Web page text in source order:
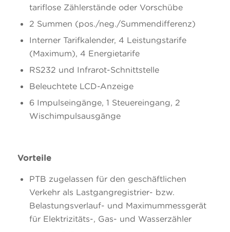
tariflose Zählerstände oder Vorschübe
2 Summen (pos./neg./Summendifferenz)
Interner Tarifkalender, 4 Leistungstarife
(Maximum), 4 Energietarife
RS232 und Infrarot-Schnittstelle
Beleuchtete LCD-Anzeige
6 Impulseingänge, 1 Steuereingang, 2
Wischimpulsausgänge
Vorteile
PTB zugelassen für den geschäftlichen
Verkehr als Lastgangregistrier- bzw.
Belastungsverlauf- und Maximummessgerät
für Elektrizitäts-, Gas- und Wasserzähler